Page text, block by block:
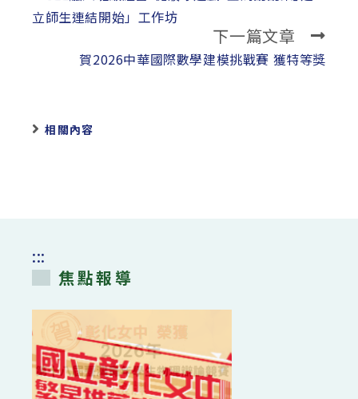
articles
立師生連結開始」工作坊
下一篇文章
賀2026中華國際數學建模挑戰賽 獲特等獎
相關內容
:::
焦點報導